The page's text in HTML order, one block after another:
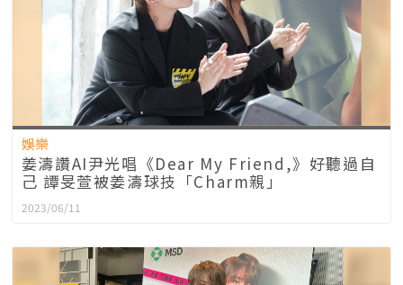
娛樂
姜濤讚AI尹光唱《Dear My Friend,》好聽過自
己 譚旻萱被姜濤球技「Charm親」
2023/06/11